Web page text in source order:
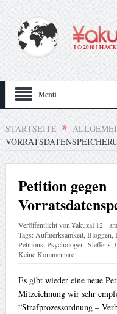
Menü
STARTSEITE
Petition gegen
Veröffentlicht von¥akuza112 am
Tags: Aufmerksamkeit, Bloggen
Petitions Psychologen Steffens
Keine Kommentare
Es gibt wieder eine neue
Mitzeichnung wir sehr
“Strafprozessordnung –